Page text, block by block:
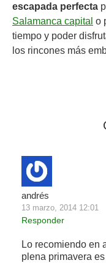
escapada perfecta
Salamanca capital o
tiempo y poder
los rincones más
andrés
13 marzo, 2014 12:01
Responder
Lo recomiendo en
plena primavera